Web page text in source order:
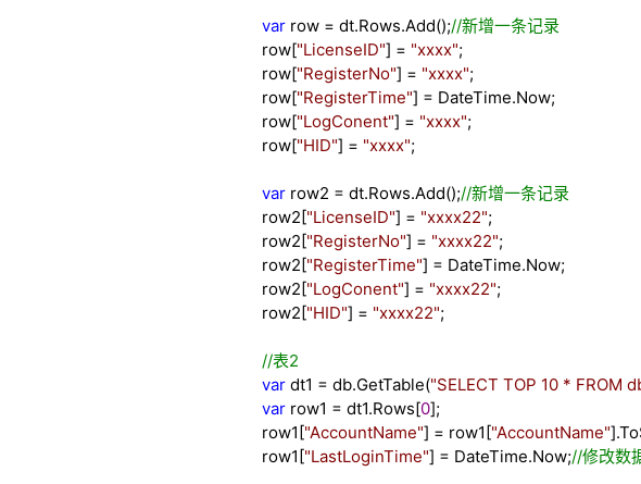
var row = dt.Rows.Add();//新增一条记录
row["LicenseID"] = "xxxx";
row["RegisterNo"] = "xxxx";
row["RegisterTime"] = DateTime.Now;
row["LogConent"] = "xxxx";
row["HID"] = "xxxx";
var row2 = dt.Rows.Add();//新增一条记录
row2["LicenseID"] = "xxxx22";
row2["RegisterNo"] = "xxxx22";
row2["RegisterTime"] = DateTime.Now;
row2["LogConent"] = "xxxx22";
row2["HID"] = "xxxx22";
//表2
var dt1 = db.GetTable("SELECT TOP 10 * FROM
var row1 = dt1.Rows[0];
row1["AccountName"] = row1["AccountName"
row1["LastLoginTime"] = DateTime.Now;//修改数